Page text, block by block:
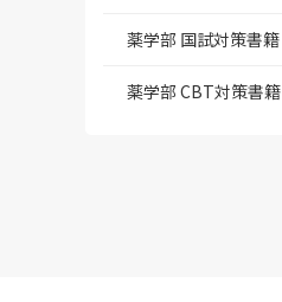
薬学部 国試対策書籍
薬学部 CBT対策書籍